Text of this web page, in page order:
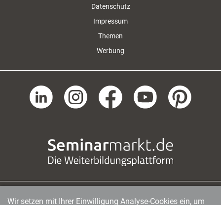
Datenschutz
Impressum
Themen
Werbung
managerSeminare Verlags GmbH | Endenicher Str. 41 |
Wir setzen mit Ihrer Einwilligung Analyse-Cookies ein, um